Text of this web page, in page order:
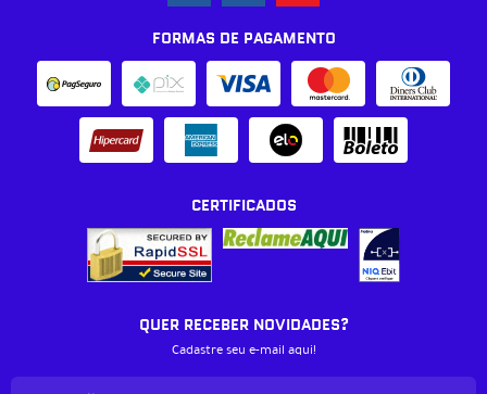
FORMAS DE PAGAMENTO
CERTIFICADOS
QUER RECEBER NOVIDADES?
Cadastre seu e-mail aqui!